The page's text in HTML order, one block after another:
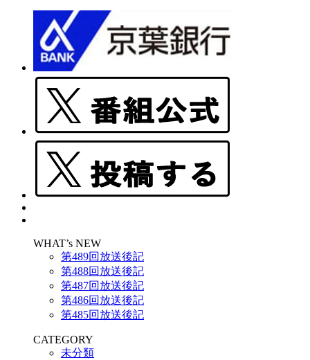
WHAT’s NEW
第489回放送後記
第488回放送後記
第487回放送後記
第486回放送後記
第485回放送後記
CATEGORY
未分類